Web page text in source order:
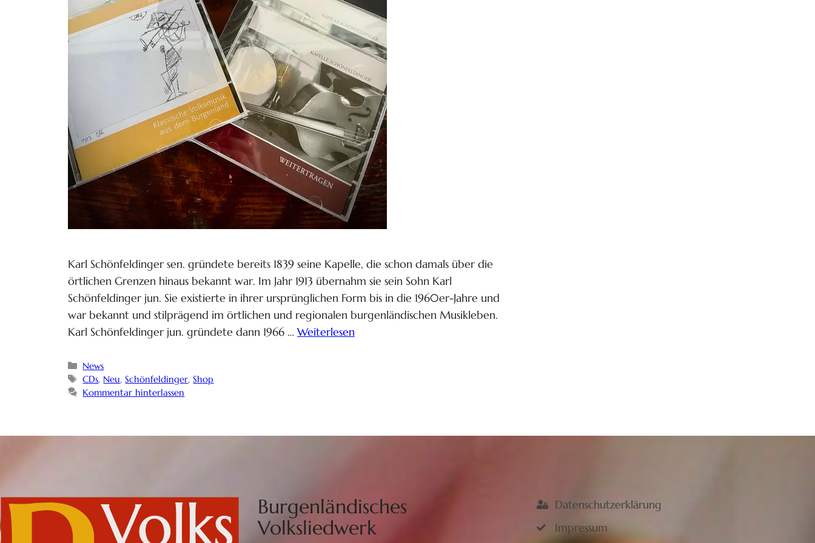
Karl Schönfeldinger sen. gründete bereits 1839 seine Kapelle, die schon damals über die
örtlichen Grenzen hinaus bekannt war. Im Jahr 1913 übernahm sie sein Sohn Karl
Schönfeldinger jun. Sie existierte in ihrer ursprünglichen Form bis in die 1960er-Jahre und
war bekannt und stilprägend im örtlichen und regionalen burgenländischen Musikleben.
Karl Schönfeldinger jun. gründete dann 1966 … Weiterlesen
News
CDs, Neu,Schönfeldinger,Shop
Kommentar hinterlassen
Burgenländisches
Volksliedwerk
Datenschutzerklärung
Impressum